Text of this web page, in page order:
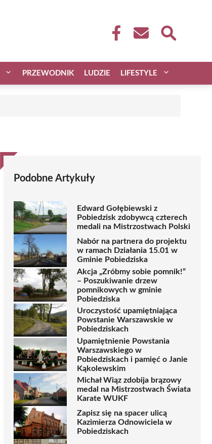
PRZEWODNIK LUDZIE LIFESTYLE
Podobne Artykuły
Edward Gołębiewski z
Pobiedzisk zdobywcą czterech
medali na Mistrzostwach Polski
Nabór na partnera do projektu
w ramach Działania 15.01 w
Gminie Pobiedziska
Akcja „Zróbmy sobie pomnik!”
– Poszukiwanie drzew
pomnikowych w gminie
Pobiedziska
Uroczystość upamiętniająca
Powstanie Warszawskie w
Pobiedziskach
Upamiętnienie Powstania
Warszawskiego w
Pobiedziskach i pamięć o Janie
Kąkolewskim
Michał Wiąz zdobija brązowy
medal na Mistrzostwach Świata
Karate WUKF
Zapisz się na spacer ulicą
Kazimierza Odnowiciela w
Pobiedziskach